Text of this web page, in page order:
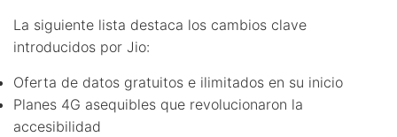
La siguiente lista destaca los cambios clave
introducidos por Jio:
Oferta de datos gratuitos e ilimitados en su inicio
Planes 4G asequibles que revolucionaron la
accesibilidad